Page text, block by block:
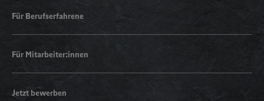
Für Berufserfahrene
Für Mitarbeiter:innen
Jetzt bewerben